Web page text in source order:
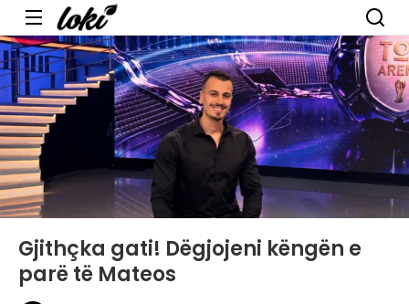
Menu
Gjithçka gati! Dëgjojeni këngën e
parë të Mateos